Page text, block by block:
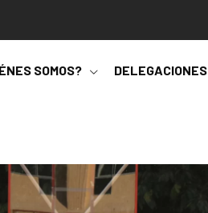
SOMOS? DELEGACIONES